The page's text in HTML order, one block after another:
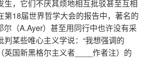
生，它们不厌其烦地相互批驳甚至互相
第18届世界哲学大会的报告中，著名的
尔（A.Ayer）甚至用同行中也许没有采
判某些唯心主义学说：“我想强调的
英国新黑格尔主义者____作者注）的